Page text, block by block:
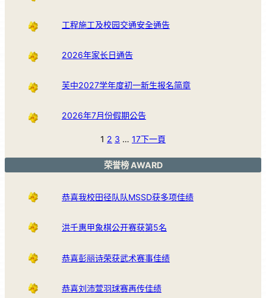
工程施工及校园交通安全通告
2026年家长日通告
芙中2027学年度初一新生报名简章
2026年7月份假期公告
1 2 3 … 17下一頁
荣誉榜 AWARD
恭喜我校田径队队MSSD获多项佳绩
洪千惠甲象棋公开赛获第5名
恭喜彭丽诗荣获武术赛事佳绩
恭喜刘沛萱羽球赛再传佳绩